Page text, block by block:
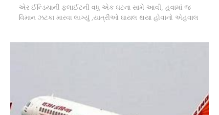
એર ઈન્ડિયાની ફ્લાઈટની વધુ એક ઘટના સામે આવી, હવામાં જ
વિમાન ઝટકા મારવા લાગ્યું ,યાત્રીઓ ઘાયલ થયા હોવાનો એહવાલ